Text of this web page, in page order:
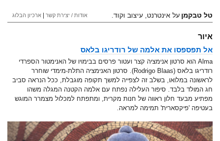
טל טבקמן על אינטרנט, עיצוב וקוד. אודות / יצירת קשר ארכיון הבלוג
איור
אל תפספסו את אלמה של רודריגו בלאס
Alma הוא סרטון אנימציה קצר ועטור פרסים בבימויו של האנימטור הספרדי
רודריגו בלאס (Rodrigo Blaas). סרטון האנימציה התלת-מימדי שוחרר
לראשונה במלואו, בשלב זה לצפייה למשך תקופה מוגבלת, ככל הנראה סביב
חג המולד בלבד. סיפור העלילה נפתח עם אלמה הקטנה המגלה משהו
מפתיע מבעד חלון ראווה של חנות מקרית, ומתפתח למכלול מצמרר המוגש
בעטיפה 'פיקסארית' תמימה למראה.